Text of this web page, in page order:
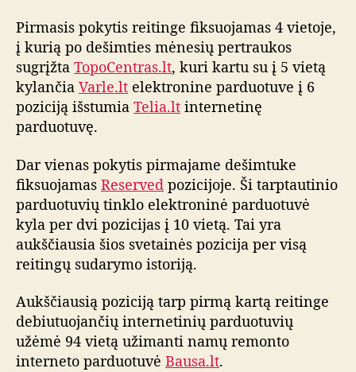
o
i
n
t
e
e
t
o
p
a
r
o
t
v
Pirmasis pokytis reitinge fiksuojamas 4 vietoje,
į kurią po dešimties mėnesių pertraukos
sugrįžta TopoCentras.lt, kuri kartu su į 5 vietą
kylančia Varle.lt elektronine parduotuve į 6
poziciją išstumia Telia.lt internetinę
parduotuvę.
Dar vienas pokytis pirmajame dešimtuke
fiksuojamas Reserved pozicijoje. Ši tarptautinio
parduotuvių tinklo elektroninė parduotuvė
kyla per dvi pozicijas į 10 vietą. Tai yra
aukščiausia šios svetainės pozicija per visą
reitingų sudarymo istoriją.
Aukščiausią poziciją tarp pirmą kartą reitinge
debiutuojančių internetinių parduotuvių
užėmė 94 vietą užimanti namų remonto
interneto parduotuvė Bausa.lt.